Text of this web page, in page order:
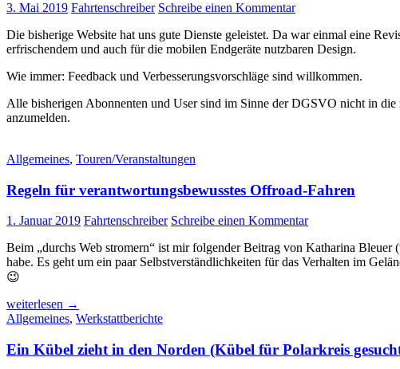
3. Mai 2019 Fahrtenschreiber Schreibe einen Kommentar
Die bisherige Website hat uns gute Dienste geleistet. Da war einmal eine
erfrischendem und auch für die mobilen Endgeräte nutzbaren Design.
Wie immer: Feedback und Verbesserungsvorschläge sind willkommen.
Alle bisherigen Abonnenten und User sind im Sinne der DGSVO nicht in
anzumelden.
Allgemeines, Touren/Veranstaltungen
Regeln für verantwortungsbewusstes Offroad-Fahren
1. Januar 2019 Fahrtenschreiber Schreibe einen Kommentar
Beim „durchs Web stromern“ ist mir folgender Beitrag von Katharina Bleuer
habe. Es geht um ein paar Selbstverständlichkeiten für das Verhalten im
😉
Regeln
für
Offroad-
Fahren
weiterlesen →
Allgemeines, Werkstattberichte
Ein Kübel zieht in den Norden (Kübel für Polarkreis